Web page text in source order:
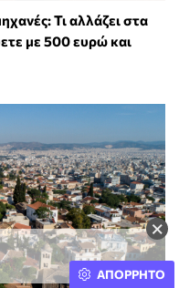
×
Τι αλλάζει στα
με 500 ευρώ και
ΑΠΟΡΡΗΤΟ